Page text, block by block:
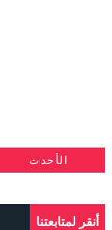
الأحدث
أنقر لمتابعتنا